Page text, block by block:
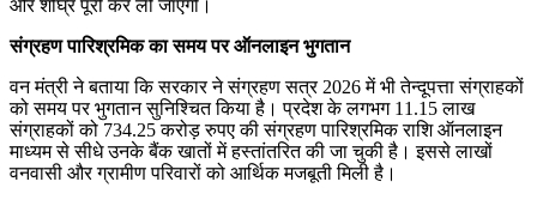
और शीघ्र पूरी कर ली जाएगी।
संग्रहण पारिश्रमिक का समय पर ऑनलाइन भुगतान
वन मंत्री ने बताया कि सरकार ने संग्रहण सत्र 2026 में भी तेन्दूपत्ता संग्राहकों
को समय पर भुगतान सुनिश्चित किया है। प्रदेश के लगभग 11.15 लाख
संग्राहकों को 734.25 करोड़ रुपए की संग्रहण पारिश्रमिक राशि ऑनलाइन
माध्यम से सीधे उनके बैंक खातों में हस्तांतरित की जा चुकी है। इससे लाखों
वनवासी और ग्रामीण परिवारों को आर्थिक मजबूती मिली है।